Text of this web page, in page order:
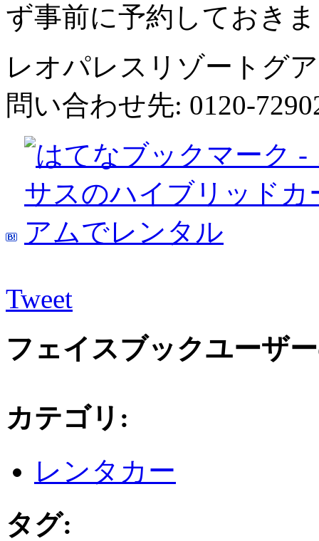
ず事前に予約しておき
レオパレスリゾートグ
問い合わせ先: 0120-
Tweet
フェイスブックユーザ
カテゴリ :
レンタカー
タグ: